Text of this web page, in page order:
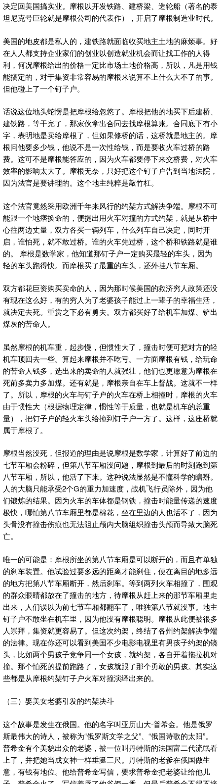
决定回美国搞实业。摩根以开发铁路、建桥梁、造轮船（著名的泰
坦尼克号巨轮就是摩根公司的代表作），开启了摩根制造业时代。
美国的地皮都是私人的，建铁路就面临收买地主土地的麻烦事。好
在人人都支持企业家们的创业以创造就业机会而让找工作的人得
利，何况摩根给出的价格一定比市场土地价格高，所以，凡是用钱
能搞定的，对于集资非常容易的摩根来说算不上什么大不了的事。
但他碰上了一个钉子户。
话说这位地头蛇愣是把摩根给忽悠了。摩根把他的地买下后建桥、
建铁路，等干完了，那家伙拿出合同去找摩根算账。合同底下有小
字，表明地是卖给摩根了，但如果修桥的话，这桥就是地主的。摩
根问他要多少钱，他说不是一次性给钱，而是要收火车过桥的路
费。这可不是摩根能答应的，因为火车都要停下来交桥费，对火车
效率的影响太大了。摩根无奈，只好把这个钉子户告到当地法院，
因为法官是要讲理的。这个地主纯粹是敲竹杠。
这个法官竟然采用欧洲千年来风行的约架方式解决争端。摩根不可
能跟一个地痞换命的，便提出用火车对撞的方式约架，就是从桥中
心往两边丈量，双方各买一辆列车，什么列车自己决定，同时开
启，谁怕死，就不敢过桥。谁的火车先过桥，这个桥和铁路就是谁
的。 摩根是数学家，他知道那钉子户一定购买最轻的车头，因为
轻的车头跑得快。而摩根买了最重的车头，还外挂八节车厢。
双方都花巨资购买卖命的人，因为那时候美国的救济穷人政策还没
有现在这么好，有的穷人为了老婆孩子能过上一辈子的幸福生活，
就决定去死。重赏之下必有勇夫。双方都买好了给机车加煤、铲出
煤灰的苦命人。
虽然摩根的机车重，起步慢，但惯性大了，撞击时便可把对方的轻
机车顶回去一些。算起来摩根并不吃亏。一方面摩根有钱，给玩命
的苦命人钱多，选出来的卖命的人就强壮，他们也更愿意为摩根在
死前多卖力多加煤。还有就是，摩根亲自在车上督战。这就不一样
了。所以，摩根的火车与钉子户的火车在桥上相撞时，摩根的火车
由于惯性大（根据物理定律，惯性等于质量，也就是机车的总重
量），把钉子户的轻火车头给撞到钉子户一方了。这样，这座桥就
属于摩根了。
摩根当然没死，但报道的理由是说摩根是数学家，计算好了前边的
七节车厢会粉碎，但第八节车厢没问题，摩根到最后的时刻跑到第
八节车厢，所以，他活了下来。这种说法显然是不懂科学的瞎掰。
人的大脑只能承受2个G的重力加速度，战机飞行员除外，因为他
们锻炼的结果。因为火车的车体都是钢铁，撞击时能量传递的速度
极快，哪怕第八节车厢里都是棉花，坐在里边的人也活不了，因为
头骨没有撞击伤痕也无法阻止颅内大脑组织撞击头颅而导致大脑死
亡。
唯一的可能是：摩根所坐的第八节车厢是可以断开的，而且有单独
的刹车装置。他试验过要多远的距离才能刹住，便在离目的地多远
的地方把第八节车厢断开，然后刹车。等到两列火车相撞了，围观
的群众眼睛都放在了撞击的地方，待摩根从赶上来的那节车厢里走
出来，人们误以为前七节车厢都翻车了，唯独第八节就没事。地主
钉子户不敢坐在机车里，因为他没有摩根聪明。摩根从此便被很多
人崇拜，集资就更容易了。但这次约架，终结了各州约架解决争端
的法律。现在你还可以看到美国不少电影电视里有男孩子约架的镜
头，比如两个男孩子竞争同一个女孩，就约架，各自开着拖拉机对
撞。那个怕死的提前跑路了，女孩就跟了那个勇敢的男孩。其实这
些都是从摩根约架钉子户火车对撞演绎出来的。
（三）娶美女老婆引发的约架决斗
这个故事是发生在俄国。他的名字叫亚历山大-普希金。他是俄罗
斯最伟大的诗人，被称为“俄罗斯文学之父”、“俄国诗歌的太阳”。
普希金有个美貌出众的老婆，被一位叫丹特斯的法国富二代流氓看
上了，并把她当成女神一样垂涎三尺。丹特斯的老爹在俄国做生
意，有钱有地位。他给普希金写信，要求普希金把老婆让给他儿